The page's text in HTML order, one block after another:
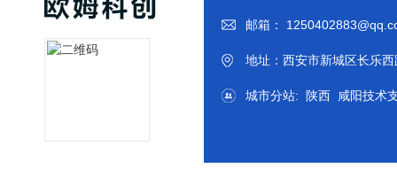
邮箱：
地址：西安市新城区长乐
城市分站: 陕西 咸阳技